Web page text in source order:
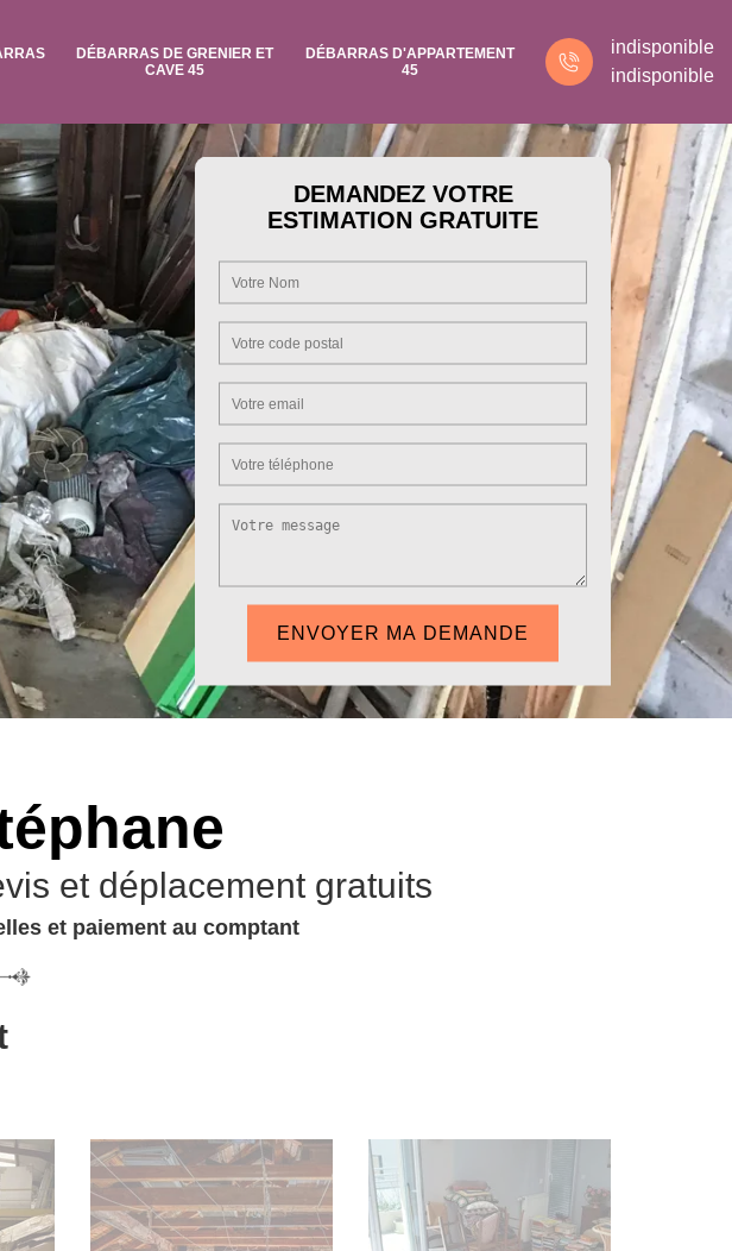
DÉBARRAS DE GRENIER ET
CAVE 45
DÉBARRAS D'APPARTEMENT
45
indisponible
indisponible
DEMANDEZ VOTRE
ESTIMATION GRATUITE
et déplacement gratuits
et paiement au comptant